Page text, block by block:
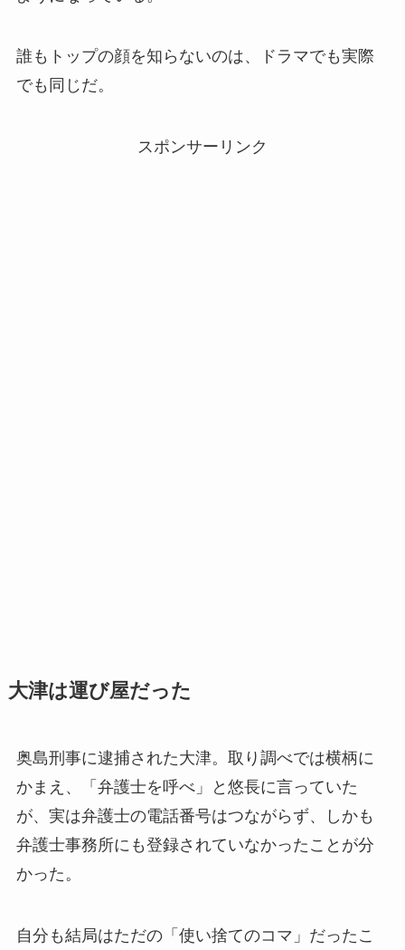
誰もトップの顔を知らないのは、ドラマでも実際
でも同じだ。
スポンサーリンク
大津は運び屋だった
奥島刑事に逮捕された大津。取り調べでは横柄に
かまえ、「弁護士を呼べ」と悠長に言っていた
が、実は弁護士の電話番号はつながらず、しかも
弁護士事務所にも登録されていなかったことが分
かった。
自分も結局はただの「使い捨てのコマ」だったこ